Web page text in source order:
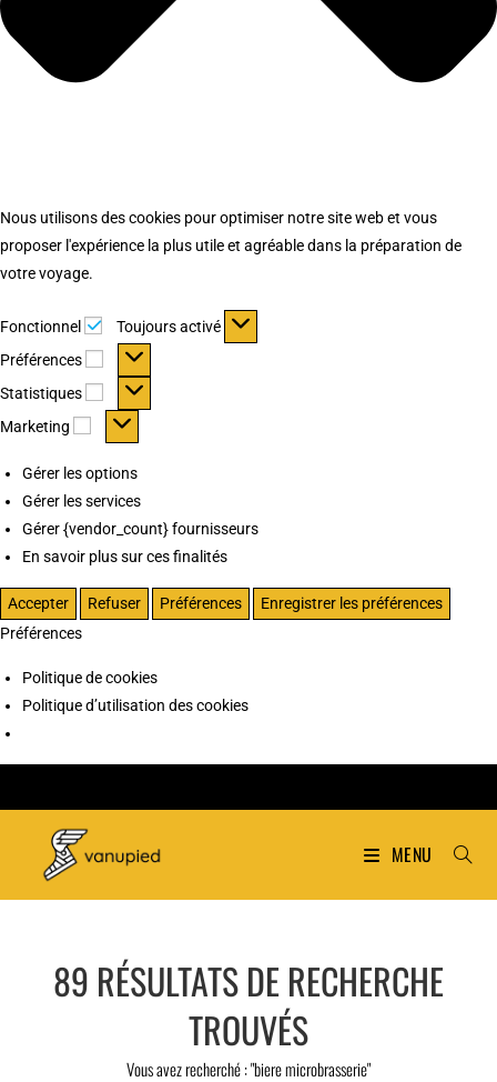
Nous utilisons des cookies pour optimiser notre site web et vous
proposer l'expérience la plus utile et agréable dans la préparation de
votre voyage.
Fonctionnel Fonctionnel
Toujours activé
Préférences
Préférences
Statistiques Statistiques
Marketing Marketing
Gérer les options
Gérer les services
Gérer {vendor_count} fournisseurs
En savoir plus sur ces finalités
Accepter Refuser Préférences
Enregistrer les préférences
Préférences
Politique de cookies
Politique d’utilisation des cookies
MENU
89 RÉSULTATS DE RECHERCHE
TROUVÉS
Vous avez recherché : "biere microbrasserie"